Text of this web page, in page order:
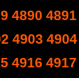
4890 4891
4903 4904
4916 4917